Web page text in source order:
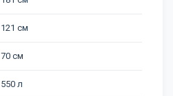
121 см
70 см
550 л